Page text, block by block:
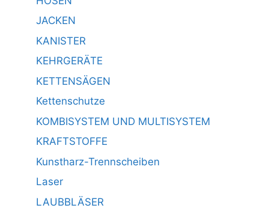
JACKEN
KANISTER
KEHRGERÄTE
KETTENSÄGEN
Kettenschutze
KOMBISYSTEM UND MULTISYSTEM
KRAFTSTOFFE
Kunstharz-Trennscheiben
Laser
LAUBBLÄSER